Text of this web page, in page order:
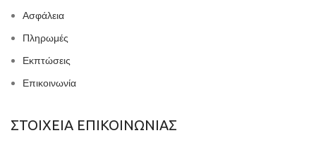
Ασφάλεια
Πληρωμές
Εκπτώσεις
Επικοινωνία
ΣΤΟΙΧΕΙΑ ΕΠΙΚΟΙΝΩΝΙΑΣ